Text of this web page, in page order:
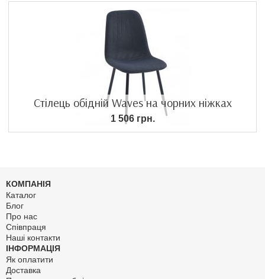
Стілець обідній Waves на чорних ніжках
1 506 грн.
КОМПАНІЯ
Каталог
Блог
Про нас
Співпраця
Наші контакти
ІНФОРМАЦІЯ
Як оплатити
Доставка